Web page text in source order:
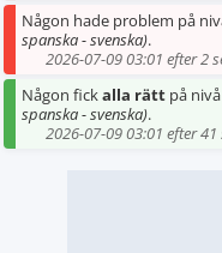
Någon hade problem på
spanska - svenska).
2026-07-09 03:01 efter 2
Någon fickalla rätt på nivå
spanska - svenska).
2026-07-09 03:01 efter